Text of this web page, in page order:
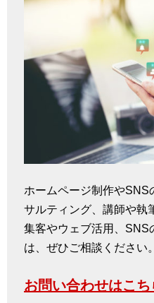
ホームページ制作やSNS
サルティング、講師や執
集客やウェブ活用、SNS
は、ぜひご相談ください。
お問い合わせはこち